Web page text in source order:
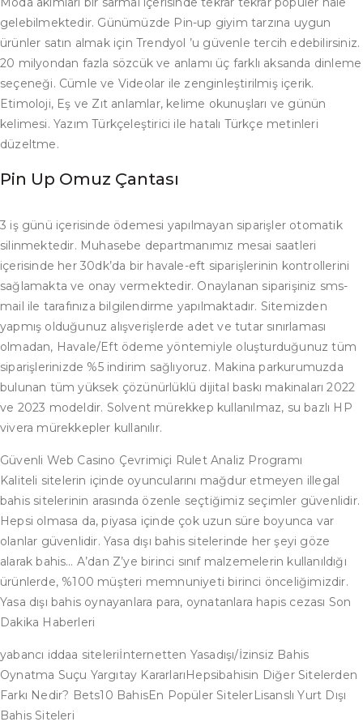
gelebilmektedir. Günümüzde Pin-up giyim tarzına uygun
ürünler satın almak için Trendyol ’u güvenle tercih edebilirsiniz.
20 milyondan fazla sözcük ve anlamı üç farklı aksanda dinleme
seçeneği. Cümle ve Videolar ile zenginleştirilmiş içerik.
Etimoloji, Eş ve Zıt anlamlar, kelime okunuşları ve günün
kelimesi. Yazım Türkçeleştirici ile hatalı Türkçe metinleri
düzeltme.
Pin Up Omuz Çantası
3 iş günü içerisinde ödemesi yapılmayan siparişler otomatik
silinmektedir. Muhasebe departmanımız mesai saatleri
içerisinde her 30dk’da bir havale-eft siparişlerinin kontrollerini
sağlamakta ve onay vermektedir. Onaylanan siparişiniz sms-
mail ile tarafınıza bilgilendirme yapılmaktadır. Sitemizden
yapmış olduğunuz alışverişlerde adet ve tutar sınırlaması
olmadan, Havale/Eft ödeme yöntemiyle oluşturduğunuz tüm
siparişlerinizde %5 indirim sağlıyoruz. Makina parkurumuzda
bulunan tüm yüksek çözünürlüklü dijital baskı makinaları 2022
ve 2023 modeldir. Solvent mürekkep kullanılmaz, su bazlı HP
vivera mürekkepler kullanılır.
Güvenli Web Casino Çevrimiçi Rulet Analiz Programı
Kaliteli sitelerin içinde oyuncularını mağdur etmeyen illegal
bahis sitelerinin arasında özenle seçtiğimiz seçimler güvenlidir.
Hepsi olmasa da, piyasa içinde çok uzun süre boyunca var
olanlar güvenlidir. Yasa dışı bahis sitelerinde her şeyi göze
alarak bahis… A’dan Z’ye birinci sınıf malzemelerin kullanıldığı
ürünlerde, %100 müşteri memnuniyeti birinci önceliğimizdir.
Yasa dışı bahis oynayanlara para, oynatanlara hapis cezası Son
Dakika Haberleri
yabancı iddaa siteleriİnternetten Yasadışı/İzinsiz Bahis
Oynatma Suçu Yargıtay KararlarıHepsibahisin Diğer Sitelerden
Farkı Nedir? Bets10 BahisEn Popüler SitelerLisanslı Yurt Dışı
Bahis Siteleri